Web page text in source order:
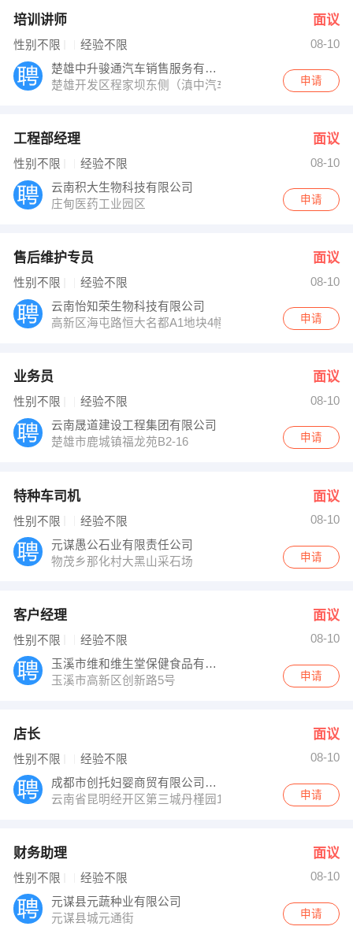
培训讲师 面议
性别不限 经验不限
08-10
楚雄中升骏通汽车销售服务有限公司
楚雄开发区程家坝东侧（滇中汽车城）
申请
工程部经理 面议
性别不限 经验不限
08-10
云南积大生物科技有限公司
庄甸医药工业园区
申请
售后维护专员 面议
性别不限 经验不限
08-10
云南怡知荣生物科技有限公司
高新区海屯路恒大名都A1地块4幢3309室
申请
业务员 面议
性别不限 经验不限
08-10
云南晟道建设工程集团有限公司
楚雄市鹿城镇福龙苑B2-16
申请
特种车司机 面议
性别不限 经验不限
08-10
元谋愚公石业有限责任公司
物茂乡那化村大黑山采石场
申请
客户经理 面议
性别不限 经验不限
08-10
玉溪市维和维生堂保健食品有限公司
玉溪市高新区创新路5号
申请
店长 面议
性别不限 经验不限
08-10
成都市创托妇婴商贸有限公司昆明分公司
云南省昆明经开区第三城丹槿园18幢A单元5层5C室
申请
财务助理 面议
性别不限 经验不限
08-10
元谋县元蔬种业有限公司
元谋县城元通街
申请